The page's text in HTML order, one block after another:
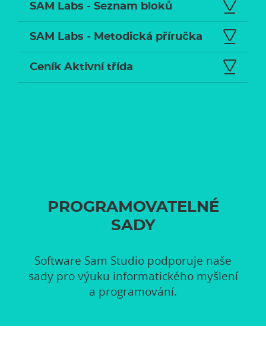
SAM Labs - Seznam bloků
SAM Labs - Metodická příručka
Ceník Aktivní třída
PROGRAMOVATELNÉ
SADY
Software Sam Studio podporuje naše
sady pro výuku informatického myšlení
a programování.